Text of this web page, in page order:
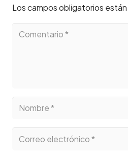
Los campos obligatorios